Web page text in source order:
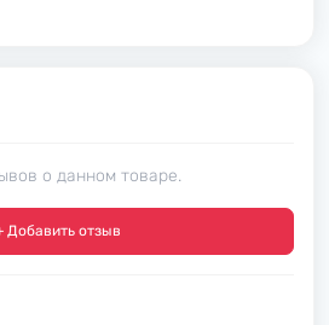
о данном товаре.
Добавить отзыв